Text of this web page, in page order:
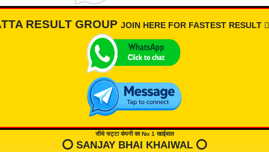
RESULT GROUP JOIN HERE FOR FASTEST RESULT
सीधे सट्टा कंपनी का No 1 खाईवाल
⭕️ SANJAY BHAI KHAIWAL ⭕️